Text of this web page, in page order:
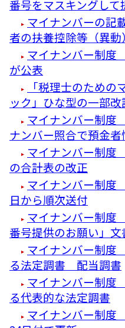
番号をマスキングして
マイナンバーの
者の扶養控除等（異動
マイナンバー制度
が公表
「税理士のため
ック」ひな型の一部改
マイナンバー制度
ナンバー照合で預金
マイナンバー制
の合計表の改正
マイナンバー制
日から順次送付
マイナンバー制度
番号提供のお願い」文
マイナンバー制度
る法定調書 配当調書
マイナンバー制度
る代表的な法定調書
マイナンバー制度